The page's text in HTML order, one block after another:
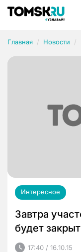
Главная Новости
Интересное
Завтра
будет
17:40 / 16.10.15